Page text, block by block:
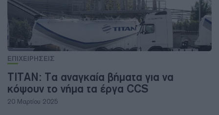
ΕΠΙΧΕΙΡΗΣΕΙΣ
ΤΙΤΑΝ: Τα αναγκαία βήματα για να
κόψουν το νήμα τα έργα CCS
20 Μαρτίου 2025